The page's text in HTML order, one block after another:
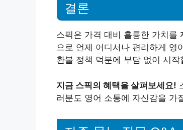
결론
스픽은 가격 대비 훌륭한 가치를
으로 언제 어디서나 편리하게 영
환불 정책 덕분에 부담 없이 시작
지금 스픽의 혜택을 살펴보세요!
러분도 영어 소통에 자신감을 가